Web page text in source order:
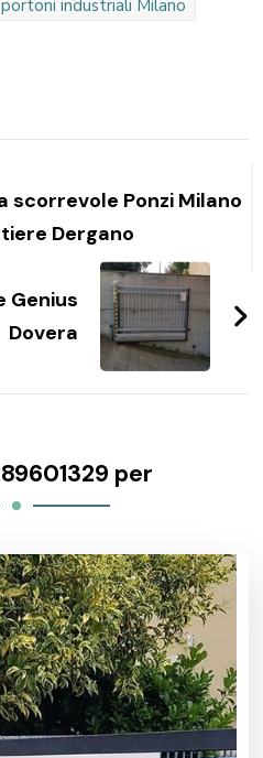
portoni industriali Milano
scorrevole Ponzi Milano
Dergano
Genius
Dovera
per